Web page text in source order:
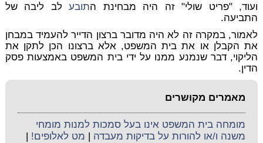
ועוד, "פריט שולי" זה היה מבחינת התובעלב ליבה של
התביעה.
לאמור, במקרה זה לא היה מדובר ברצון הדייר להעמיד במבחן
את הקבלן או את בית המשפט, אלא ברצונו הכן לתקן את
הליקוי, דבר שנמנע ממנו על ידי בית המשפט באמצעות פסק
הדין.
מאמרים מקושרים
מומחה בית המשפט אינו בעל סמכות למנות מומחי
משנה ו/או להורות על בדיקות מעבדה
מט לאלופים!